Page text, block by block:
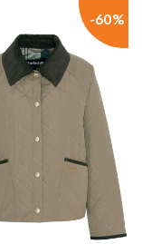
-60%